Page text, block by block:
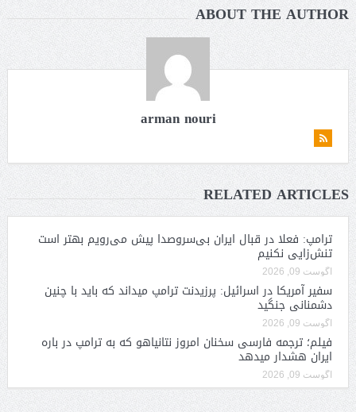
ABOUT THE AUTHOR
arman nouri
RELATED ARTICLES
ترامپ: فعلا در قبال ایران بی‌سروصدا پیش می‌رویم بهتر است
تنش‌زایی نکنیم
آگوست 09, 2026
سفیر آمریکا در اسرائیل: پرزیدنت ترامپ میداند که باید با چنین
دشمنانی جنگید
آگوست 09, 2026
فیلم؛ ترجمه فارسی سخنان امروز نتانیاهو که به ترامپ در باره
ایران هشدار میدهد
آگوست 09, 2026